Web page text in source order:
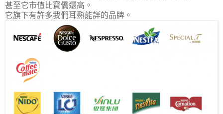
甚至它市值比寶僑還高。
它旗下有許多我們耳熟能詳的品牌。